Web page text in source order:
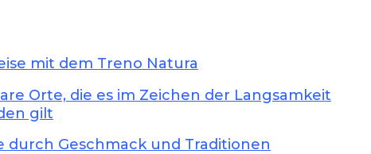
mit dem Treno Natura
Orte, die es im Zeichen der Langsamkeit
gilt
durch Geschmack und Traditionen